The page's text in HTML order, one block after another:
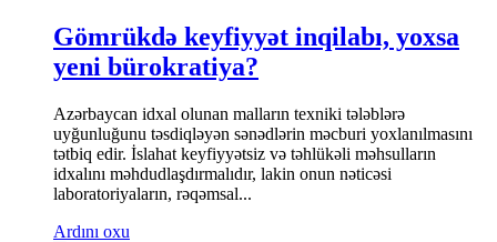
Gömrükdə keyfiyyət inqilabı, yoxsa
yeni bürokratiya?
Azərbaycan idxal olunan malların texniki tələblərə
uyğunluğunu təsdiqləyən sənədlərin məcburi yoxlanılmasını
tətbiq edir. İslahat keyfiyyətsiz və təhlükəli məhsulların
idxalını məhdudlaşdırmalıdır, lakin onun nəticəsi
laboratoriyaların, rəqəmsal...
Ardını oxu